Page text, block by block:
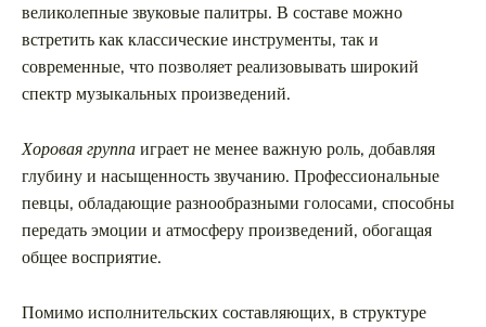
великолепные звуковые палитры. В составе можно
встретить как классические инструменты, так и
современные, что позволяет реализовывать широкий
спектр музыкальных произведений.
Хоровая группаиграет не менее важную роль, добавляя
глубину и насыщенность звучанию. Профессиональные
певцы, обладающие разнообразными голосами, способны
передать эмоции и атмосферу произведений, обогащая
общее восприятие.
Помимо исполнительских составляющих, в структуре